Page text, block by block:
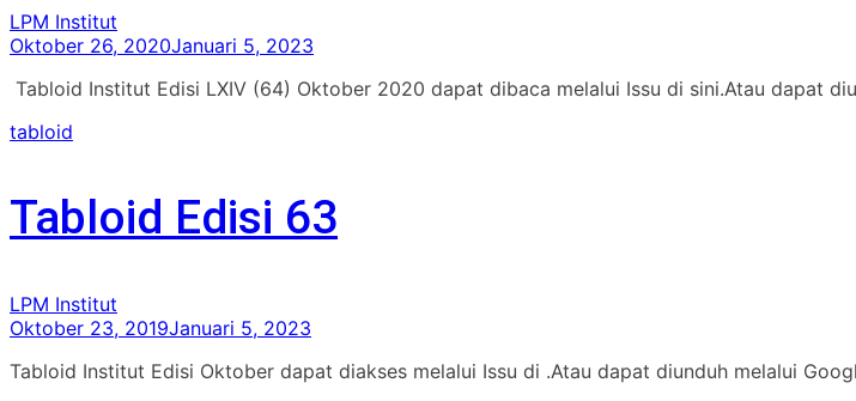
LPM Institut
Oktober 26, 2020Januari 5, 2023
Tabloid Institut Edisi LXIV (64) Oktober 2020 dapat dibaca melalui Issu di sini.Atau dapat
tabloid
Tabloid Edisi 63
LPM Institut
Oktober 23, 2019Januari 5, 2023
Tabloid Institut Edisi Oktober dapat diakses melalui Issu di .Atau dapat diunduh melalui